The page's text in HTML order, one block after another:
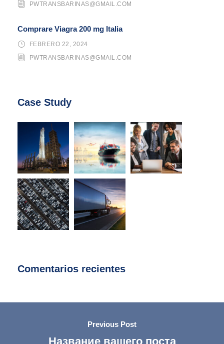
PWTRANSBARINAS@GMAIL.COM
Comprare Viagra 200 mg Italia
FEBRERO 22, 2024
PWTRANSBARINAS@GMAIL.COM
Case Study
Comentarios recientes
Previous Post
Название вашего поста